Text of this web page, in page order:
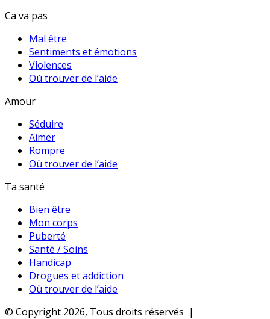
Ca va pas
Mal être
Sentiments et émotions
Violences
Où trouver de l’aide
Amour
Séduire
Aimer
Rompre
Où trouver de l’aide
Ta santé
Bien être
Mon corps
Puberté
Santé / Soins
Handicap
Drogues et addiction
Où trouver de l’aide
© Copyright 2026, Tous droits réservés |